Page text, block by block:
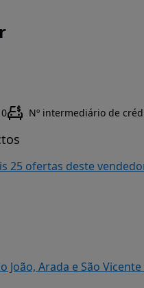
Nº intermediário de
25 ofertas deste
João, Arada e São